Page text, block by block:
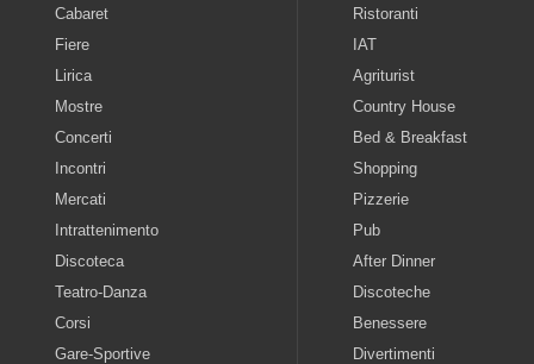
Cabaret
Fiere
Lirica
Mostre
Concerti
Incontri
Mercati
Intrattenimento
Discoteca
Teatro-Danza
Corsi
Gare-Sportive
Ristoranti
IAT
Agriturist
Country House
Bed & Breakfast
Shopping
Pizzerie
Pub
After Dinner
Discoteche
Benessere
Divertimenti